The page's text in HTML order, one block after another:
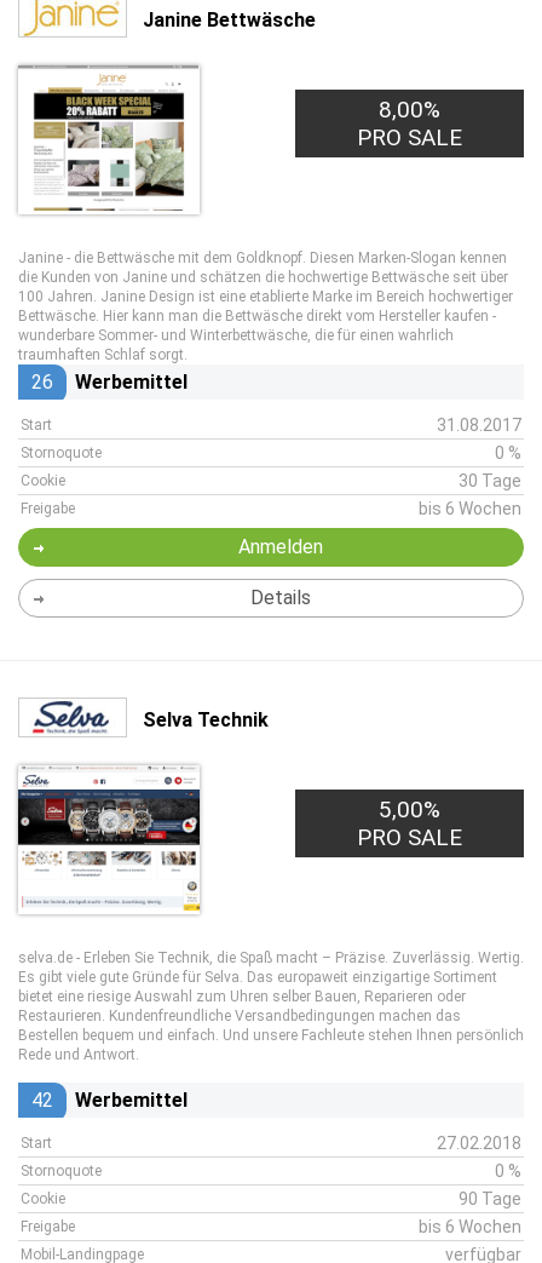
Janine Bettwäsche
8,00%
PRO SALE
Janine - die Bettwäsche mit dem Goldknopf. Diesen Marken-Slogan kennen
die Kunden von Janine und schätzen die hochwertige Bettwäsche seit über
100 Jahren. Janine Design ist eine etablierte Marke im Bereich hochwertiger
Bettwäsche. Hier kann man die Bettwäsche direkt vom Hersteller kaufen -
wunderbare Sommer- und Winterbettwäsche, die für einen wahrlich
traumhaften Schlaf sorgt.
26 Werbemittel
Start 31.08.2017
Stornoquote 0 %
Cookie 30 Tage
Freigabe bis 6 Wochen
Anmelden
Details
Selva Technik
5,00%
PRO SALE
selva.de - Erleben Sie Technik, die Spaß macht – Präzise. Zuverlässig. Wertig.
Es gibt viele gute Gründe für Selva. Das europaweit einzigartige Sortiment
bietet eine riesige Auswahl zum Uhren selber Bauen, Reparieren oder
Restaurieren. Kundenfreundliche Versandbedingungen machen das
Bestellen bequem und einfach. Und unsere Fachleute stehen Ihnen persönlich
Rede und Antwort.
42 Werbemittel
Start 27.02.2018
Stornoquote 0 %
Cookie 90 Tage
Freigabe bis 6 Wochen
Mobil-Landingpage verfügbar